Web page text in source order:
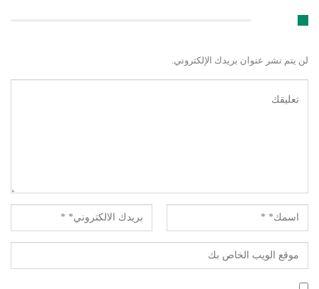
لن يتم نشر عنوان بريدك الإلكتروني.